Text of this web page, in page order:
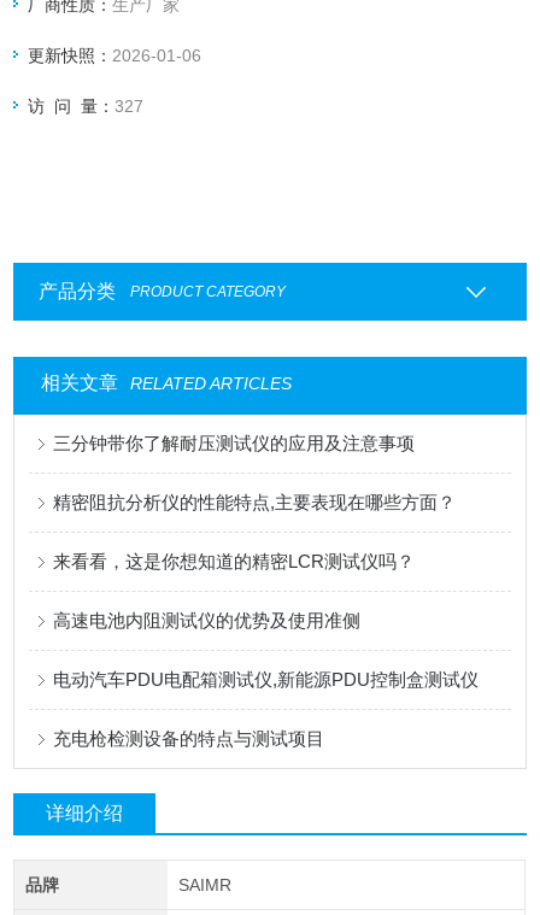
厂商性质：生产厂家
更新快照： 2026-01-06
访 问 量：327
产品分类 PRODUCT CATEGORY
相关文章 RELATED ARTICLES
三分钟带你了解耐压测试仪的应用及注意事项
精密阻抗分析仪的性能特点,主要表现在哪些方面？
来看看，这是你想知道的精密LCR测试仪吗？
高速电池内阻测试仪的优势及使用准侧
电动汽车PDU电配箱测试仪,新能源PDU控制盒测试仪
充电枪检测设备的特点与测试项目
详细介绍
品牌 SAIMR